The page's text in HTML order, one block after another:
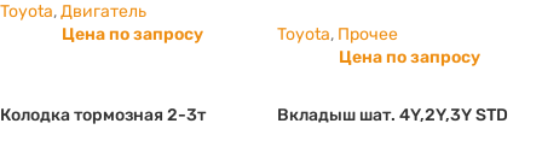
Toyota,Двигатель
Цена по запросу
Toyota, Прочее
Цена по запросу
Колодка тормозная 2-3т Вкладыш шат. 4Y,2Y,3Y STD